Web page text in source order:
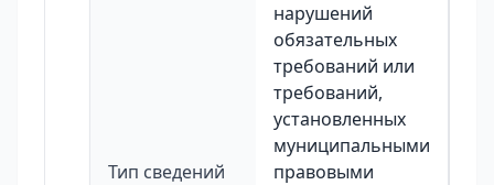
Тип сведений
нарушений
обязательных
требований или
требований,
установленных
муниципальными
правовыми